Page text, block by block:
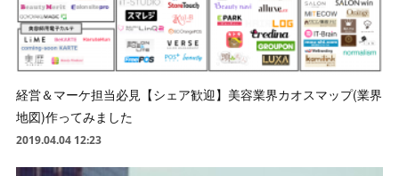
経営＆マーケ担当必見【シェア歓迎】美容業界カオスマップ(業界
地図)作ってみました
2019.04.04 12:23